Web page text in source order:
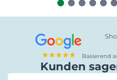
★★★★★ Basierend
Kunden